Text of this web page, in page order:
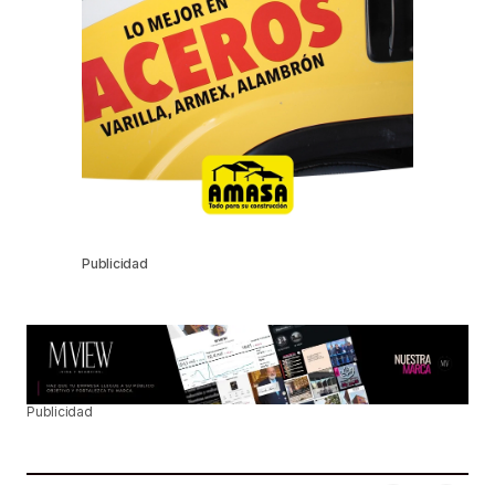
Publicidad
Publicidad